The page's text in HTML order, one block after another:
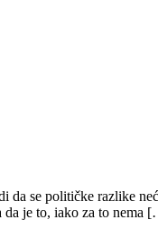
se političke razlike
da je to, iako za to nema